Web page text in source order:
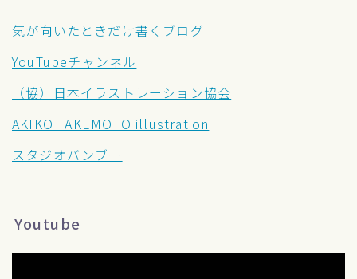
気が向いたときだけ書くブログ
YouTubeチャンネル
（協）日本イラストレーション協会
AKIKO TAKEMOTO illustration
スタジオバンブー
Youtube